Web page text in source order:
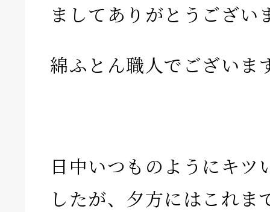
ましてありがとうござい
綿ふとん職人でございま
日中いつものようにキツ
したが、夕方にはこれま